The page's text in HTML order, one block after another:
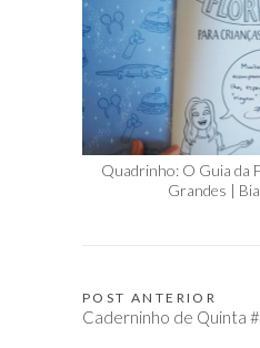
Quadrinho: O Guia da
Grandes |
Navegação
POST ANTERIOR
Caderninho de Quinta